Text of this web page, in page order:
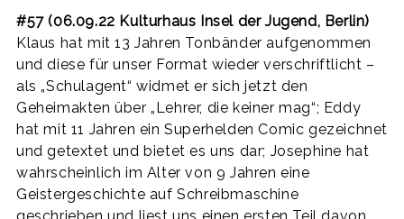
#57 (06.09.22 Kulturhaus Insel der Jugend, Berlin)
Klaus hat mit 13 Jahren Tonbänder aufgenommen
und diese für unser Format wieder verschriftlicht –
als „Schulagent“ widmet er sich jetzt den
Geheimakten über „Lehrer, die keiner mag“; Eddy
hat mit 11 Jahren ein Superhelden Comic gezeichnet
und getextet und bietet es uns dar; Josephine hat
wahrscheinlich im Alter von 9 Jahren eine
Geistergeschichte auf Schreibmaschine